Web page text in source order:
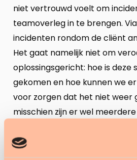
niet vertrouwd voelt om
teamoverleg in te brengen.
incidenten rondom de cliënt
Het gaat namelijk niet om
oplossingsgericht: hoe is deze
gekomen en hoe kunnen we
voor zorgen dat het niet weer
misschien zijn er wel meerdere
Ons ECD heeft in de Best